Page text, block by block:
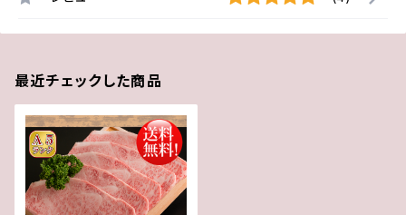
最近チェックした商品